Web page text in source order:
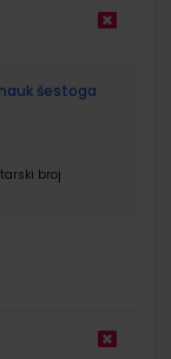
šestoga
broj